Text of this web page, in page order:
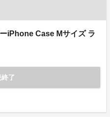
iPhone Case Mサイズ ラ
了